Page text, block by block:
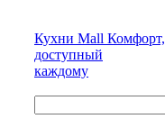
Кухни Mall Комфорт,
доступный
каждому